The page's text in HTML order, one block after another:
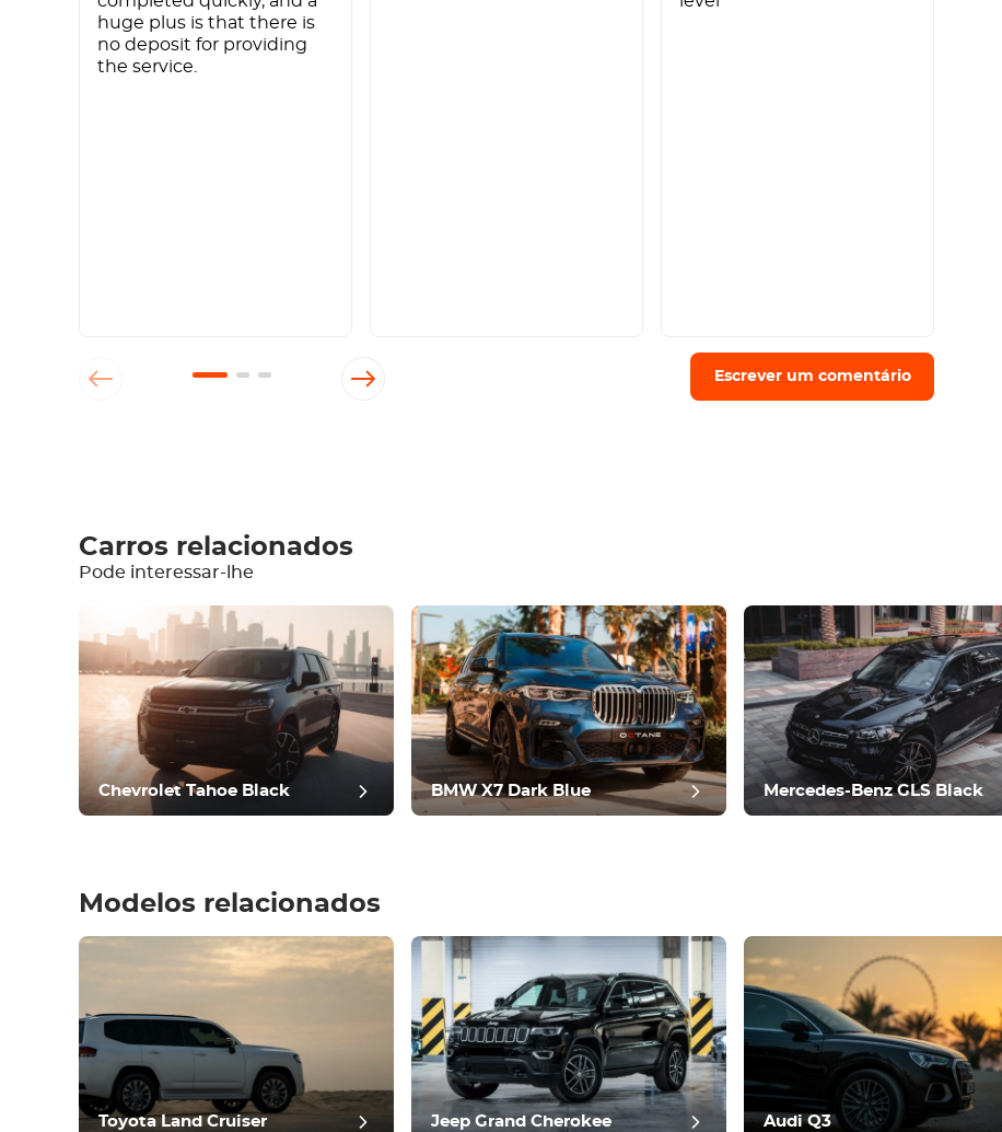
huge plus is that there is
no deposit for providing
the service.
Escrever um comentário
Equipamento
Confortável
Controlo da
climatização
Condução
Estado
pós-revisão
Carros relacionados
Pode interessar-lhe
Chevrolet Tahoe Black BMW X7 Dark Blue Mercedes-Benz GLS Black
Modelos relacionados
Toyota Land Cruiser Jeep Grand Cherokee Audi Q3